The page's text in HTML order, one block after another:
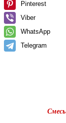
Pinterest
Viber
WhatsApp
Telegram